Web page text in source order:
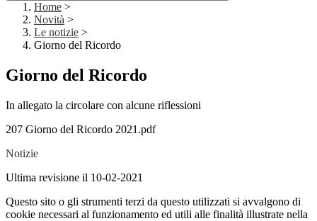
Home >
Novità >
Le notizie >
Giorno del Ricordo
Giorno del Ricordo
In allegato la circolare con alcune riflessioni
207 Giorno del Ricordo 2021.pdf
Notizie
Ultima revisione il 10-02-2021
Questo sito o gli strumenti terzi da questo utilizzati si avvalgono di
cookie necessari al funzionamento ed utili alle finalità illustrate nella